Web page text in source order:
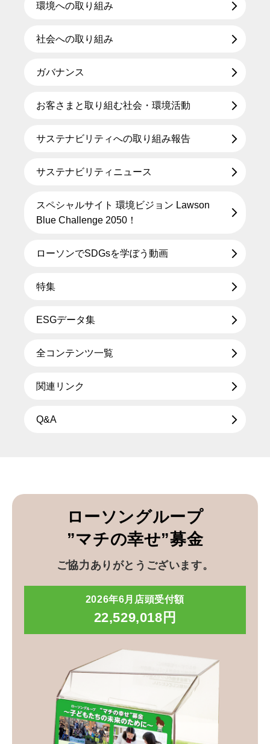
環境への取り組み
社会への取り組み
ガバナンス
お客さまと取り組む社会・環境活動
サステナビリティへの取り組み報告
サステナビリティニュース
スペシャルサイト 環境ビジョン Lawson
Blue Challenge 2050！
ローソンでSDGsを学ぼう動画
特集
ESGデータ集
全コンテンツ一覧
関連リンク
Q&A
ローソングループ
”マチの幸せ”募金
ご協力ありがとうございます。
2026年6月店頭受付額
22,529,018円